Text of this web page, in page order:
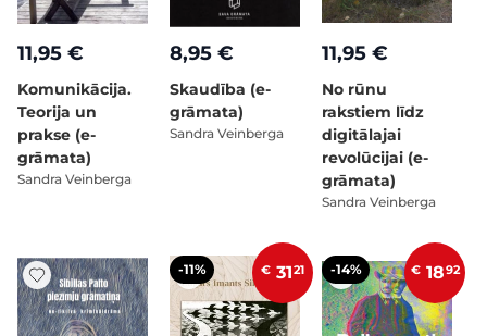
11,95 €
Komunikācija.
Teorija un
prakse (e-
grāmata)
Sandra Veinberga
8,95 €
Skaudība (e-
grāmata)
Sandra Veinberga
11,95 €
No rūnu
rakstiem līdz
digitālajai
revolūcijai (e-
grāmata)
Sandra Veinberga
-11% € 3121 -14% € 1892